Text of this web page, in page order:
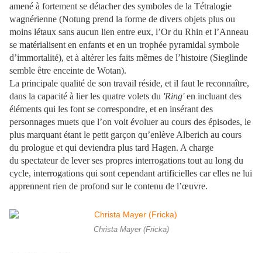
amené à fortement se détacher des symboles de la Tétralogie
wagnérienne (Notung prend la forme de divers objets plus ou
moins létaux sans aucun lien entre eux, l’Or du Rhin et l’Anneau
se matérialisent en enfants et en un trophée pyramidal symbole
d’immortalité), et à altérer les faits mêmes de l’histoire (Sieglinde
semble être enceinte de Wotan).
La principale qualité de son travail réside, et il faut le reconnaître,
dans la capacité à lier les quatre volets du 'Ring'en incluant des
éléments qui les font se correspondre, et en insérant des
personnages muets que l’on voit évoluer au cours des épisodes, le
plus marquant étant le petit garçon qu’enlève Alberich au cours
du prologue et qui deviendra plus tard Hagen. A charge
du spectateur de lever ses propres interrogations tout au long du
cycle, interrogations qui sont cependant artificielles car elles ne lui
apprennent rien de profond sur le contenu de l’œuvre.
Christa Mayer (Fricka)